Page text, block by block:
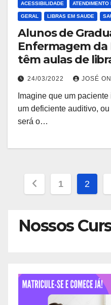
ACESSIBILIDADE
GERAL LIBRAS EM SAUDE
Alunos de
Enfermagem da
têm aulas de
24/03/2022 JOSÉ
Imagine que um
um deficiente auditivo,
será o…
Paginação
posts
1 2
Nossos